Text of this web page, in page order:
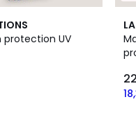
protection UV
5
/
5